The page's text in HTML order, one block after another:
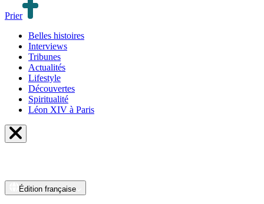
Prier
Belles histoires
Interviews
Tribunes
Actualités
Lifestyle
Découvertes
Spiritualité
Léon XIV à Paris
Édition française